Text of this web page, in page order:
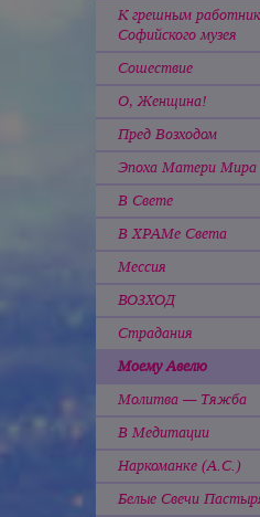
К грешным
Софийского музея
Сошествие
О, Женщина!
Пред Возходом
Эпоха Матери Мира
В Свете
В ХРАМе Света
Мессия
ВОЗХОД
Страдания
Моему Авелю
Молитва — Тяжба
В Медитации
Наркоманке (А.С.)
Белые Свечи